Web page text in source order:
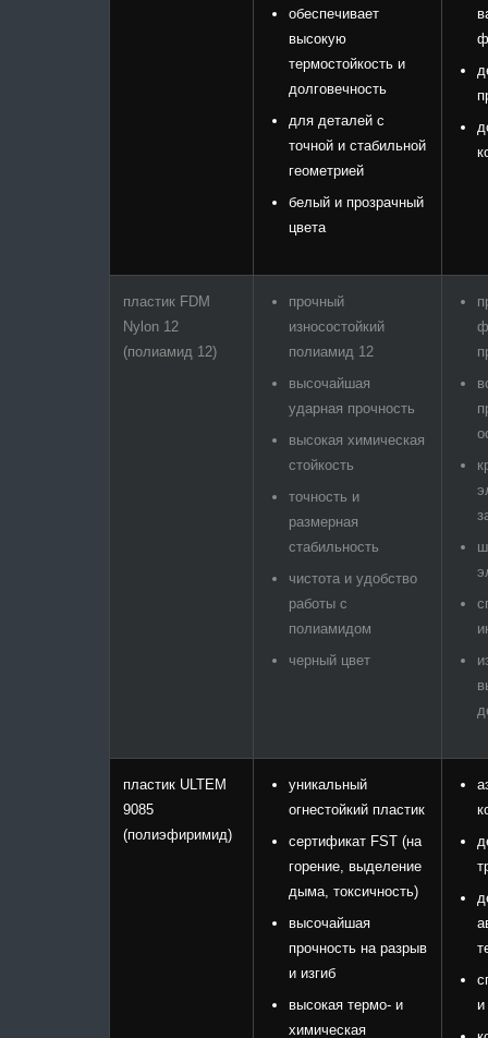
обеспечивает
высокую
термостойкость и
долговечность
для деталей с
точной и стабильной
геометрией
белый и прозрачный
цвета
пластик FDM
Nylon 12
(полиамид 12)
прочный
износостойкий
полиамид 12
высочайшая
ударная прочность
высокая химическая
стойкость
точность и
размерная
стабильность
чистота и удобство
работы с
полиамидом
черный цвет
пластик ULTEM
9085
(полиэфиримид)
уникальный
огнестойкий пластик
сертификат FST (на
горение, выделение
дыма, токсичность)
высочайшая
прочность на разрыв
и изгиб
высокая термо- и
химическая
и